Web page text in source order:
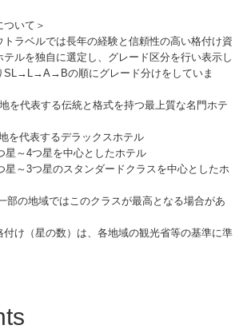
ついて＞
トラベルでは長年の経験と信頼性の高い格付け資
ルを独自に選定し、グレード区分を行い表示し
SL→L→A→Bの順にグレード分けをしていま
を代表する伝統と格式を持つ最上質な名門ホテ
を代表するデラックスホテル
星～4つ星を中心としたホテル
星～3つ星のスタンダードクラスを中心としたホ
はこのクラスが最高となる場合があ
け（星の数）は、各地域の観光省等の基準に準